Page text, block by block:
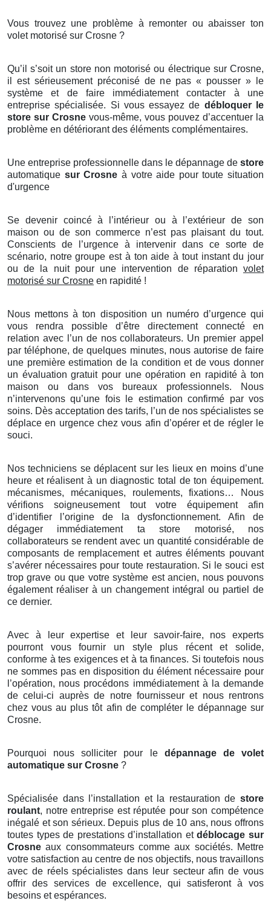
Vous trouvez une problème à remonter ou abaisser ton
volet motorisé sur Crosne ?
Qu’il s’soit un store non motorisé ou électrique sur Crosne,
il est sérieusement préconisé de ne pas « pousser » le
système et de faire immédiatement contacter à une
entreprise spécialisée. Si vous essayez de débloquer le
store sur Crosne vous-même, vous pouvez d’accentuer la
problème en détériorant des éléments complémentaires.
Une entreprise professionnelle dans le dépannage de store
automatique sur Crosne à votre aide pour toute situation
d'urgence
Se devenir coincé à l’intérieur ou à l’extérieur de son
maison ou de son commerce n’est pas plaisant du tout.
Conscients de l’urgence à intervenir dans ce sorte de
scénario, notre groupe est à ton aide à tout instant du jour
ou de la nuit pour une intervention de réparation volet
motorisé sur Crosne en rapidité !
Nous mettons à ton disposition un numéro d’urgence qui
vous rendra possible d’être directement connecté en
relation avec l’un de nos collaborateurs. Un premier appel
par téléphone, de quelques minutes, nous autorise de faire
une première estimation de la condition et de vous donner
un évaluation gratuit pour une opération en rapidité à ton
maison ou dans vos bureaux professionnels. Nous
n’intervenons qu’une fois le estimation confirmé par vos
soins. Dès acceptation des tarifs, l’un de nos spécialistes se
déplace en urgence chez vous afin d’opérer et de régler le
souci.
Nos techniciens se déplacent sur les lieux en moins d’une
heure et réalisent à un diagnostic total de ton équipement.
mécanismes, mécaniques, roulements, fixations… Nous
vérifions soigneusement tout votre équipement afin
d’identifier l’origine de la dysfonctionnement. Afin de
dégager immédiatement ta store motorisé, nos
collaborateurs se rendent avec un quantité considérable de
composants de remplacement et autres éléments pouvant
s’avérer nécessaires pour toute restauration. Si le souci est
trop grave ou que votre système est ancien, nous pouvons
également réaliser à un changement intégral ou partiel de
ce dernier.
Avec à leur expertise et leur savoir-faire, nos experts
pourront vous fournir un style plus récent et solide,
conforme à tes exigences et à ta finances. Si toutefois nous
ne sommes pas en disposition du élément nécessaire pour
l’opération, nous procédons immédiatement à la demande
de celui-ci auprès de notre fournisseur et nous rentrons
chez vous au plus tôt afin de compléter le dépannage sur
Crosne.
Pourquoi nous solliciter pour le dépannage de volet
automatique sur Crosne ?
Spécialisée dans l’installation et la restauration de store
roulant, notre entreprise est réputée pour son compétence
inégalé et son sérieux. Depuis plus de 10 ans, nous offrons
toutes types de prestations d’installation etdéblocage sur
Crosne aux consommateurs comme aux sociétés. Mettre
votre satisfaction au centre de nos objectifs, nous travaillons
avec de réels spécialistes dans leur secteur afin de vous
offrir des services de excellence, qui satisferont à vos
besoins et espérances.